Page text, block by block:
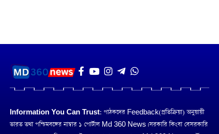
Information You Can Trust: পাঠকদের Feedback(প্রতিক্রিয়া) অনুয়ায়ী
ভারত তথা পশ্চিমবঙ্গের নাম্বার ১ পোর্টাল Md 360 News। সরকারি কিংবা বেসরকারি